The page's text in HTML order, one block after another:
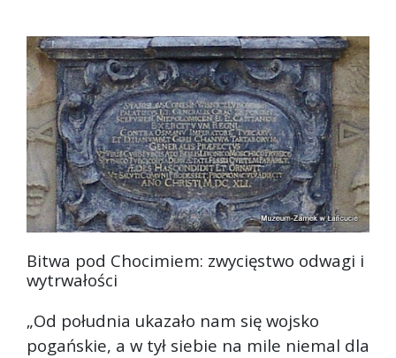
Bitwa pod Chocimiem: zwycięstwo odwagi i
wytrwałości
„Od południa ukazało nam się wojsko
pogańskie, a w tył siebie na mile niemal dla